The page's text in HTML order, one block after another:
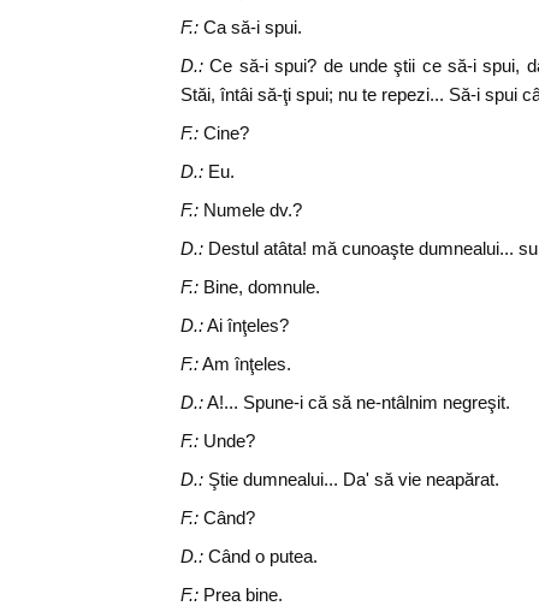
F.: Ca să-i spui.
D.: Ce să-i spui? de unde ştii ce să-i spui,
Stăi, întâi să-ţi spui; nu te repezi... Să-i spui
F.: Cine?
D.: Eu.
F.: Numele dv.?
D.: Destul atâta! mă cunoaşte dumnealui...
F.: Bine, domnule.
D.:Ai înţeles?
F.:Am înţeles.
D.:A!... Spune-i că să ne-ntâlnim negreşit.
F.: Unde?
D.: Ştie dumnealui... Da' să vie neapărat.
F.: Când?
D.: Când o putea.
F.: Prea bine.